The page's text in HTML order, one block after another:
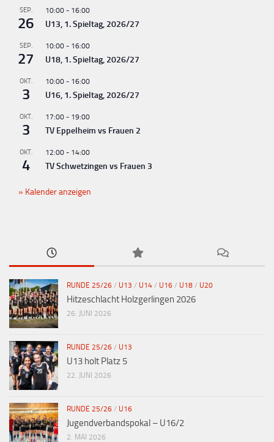
u
n
g
-
N
a
v
i
g
a
t
SEP.
26
10:00 - 16:00
U13, 1. Spieltag, 2026/27
SEP.
27
10:00 - 16:00
U18, 1. Spieltag, 2026/27
OKT.
3
10:00 - 16:00
U16, 1. Spieltag, 2026/27
OKT.
3
17:00 - 19:00
TV Eppelheim vs Frauen 2
OKT.
4
12:00 - 14:00
TV Schwetzingen vs Frauen 3
Kalender anzeigen
RUNDE 25/26 / U13 / U14 / U16 / U18 / U20
Hitzeschlacht Holzgerlingen 2026
26. JUNI 2026
RUNDE 25/26 / U13
U13 holt Platz 5
22. JUNI 2026
RUNDE 25/26 / U16
Jugendverbandspokal – U16/2
2. MAI 2026